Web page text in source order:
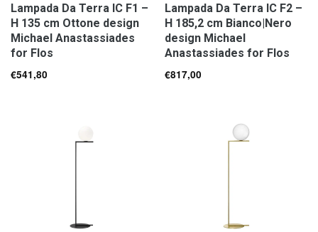
Lampada Da Terra IC F1 –
H 135 cm Ottone design
Michael Anastassiades
for Flos
€541,80
Lampada Da Terra IC F2 –
H 185,2 cm Bianco|Nero
design Michael
Anastassiades for Flos
€817,00